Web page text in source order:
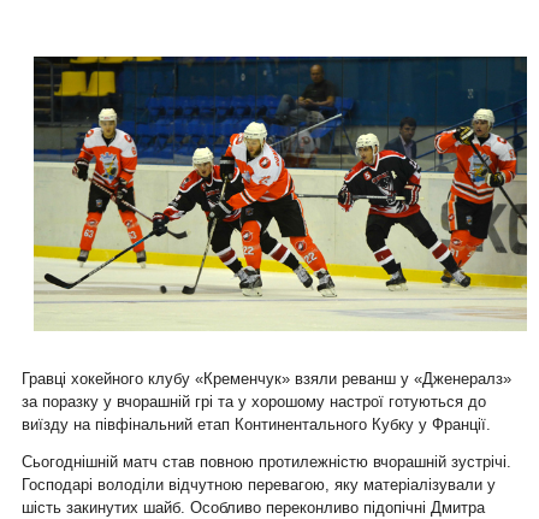
Гравці хокейного клубу «Кременчук» взяли реванш у «Дженералз»
за поразку у вчорашній грі та у хорошому настрої готуються до
виїзду на півфінальний етап Континентального Кубку у Франції.
Сьогоднішній матч став повною протилежністю вчорашній зустрічі.
Господарі володіли відчутною перевагою, яку матеріалізували у
шість закинутих шайб. Особливо переконливо підопічні Дмитра